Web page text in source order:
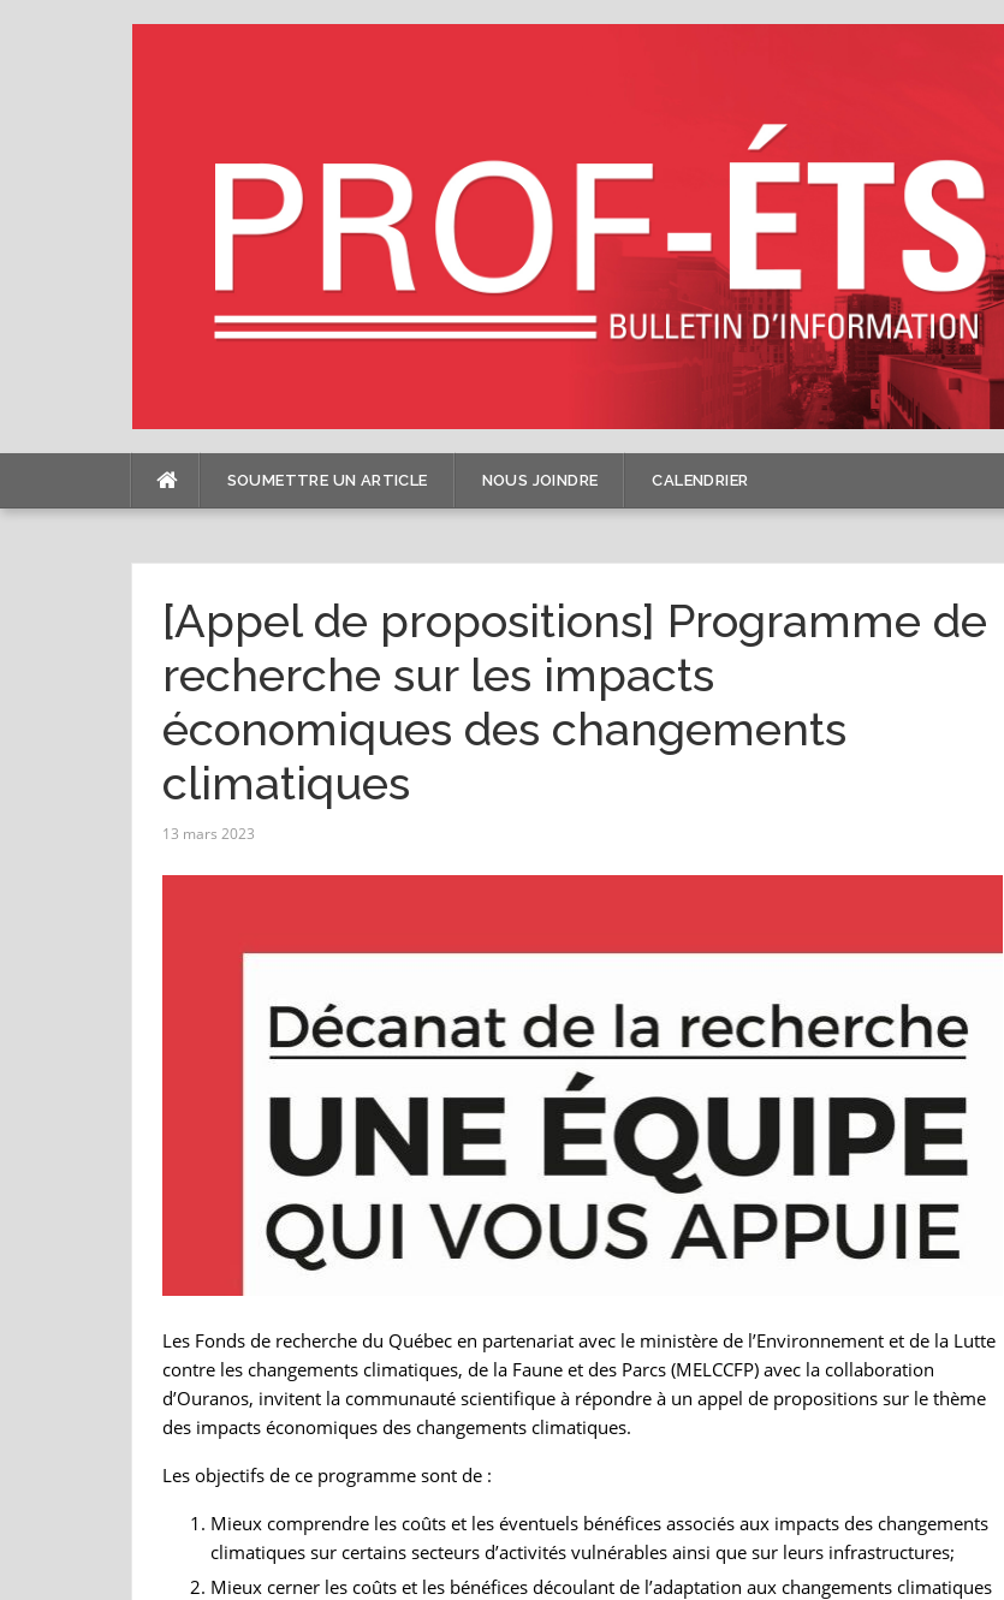
SOUMETTRE UN ARTICLE NOUS JOINDRE CALENDRIER
[Appel de propositions] Programme de
recherche sur les impacts
économiques des changements
climatiques
13 mars 2023
Les Fonds de recherche du Québec en partenariat avec le ministère de l’Environnement et de la Lutte
contre les changements climatiques, de la Faune et des Parcs (MELCCFP) avec la collaboration
d’Ouranos, invitent la communauté scientifique à répondre à un appel de propositions sur le thème
des impacts économiques des changements climatiques.
Les objectifs de ce programme sont de :
Mieux comprendre les coûts et les éventuels bénéfices associés aux impacts des changements
climatiques sur certains secteurs d’activités vulnérables ainsi que sur leurs infrastructures;
Mieux cerner les coûts et les bénéfices découlant de l’adaptation aux changements climatiques